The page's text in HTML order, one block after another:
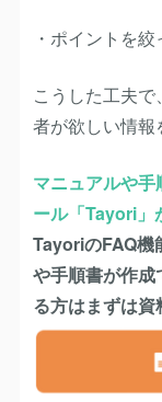
・ポイントを
こうした工夫
者が欲しい情報
マニュアルや
ール「Tayori」
TayoriのFAQ機
や手順書が作
る方はまずは資